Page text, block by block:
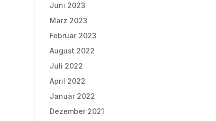
Juni 2023
März 2023
Februar 2023
August 2022
Juli 2022
April 2022
Januar 2022
Dezember 2021